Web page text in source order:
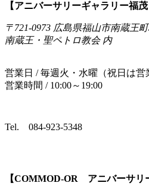
【アニバーサリーギャラリー福
〒721-0973 広島県福山市南蔵王
南蔵王・聖ペトロ教会 内
営業日 / 毎週火・水曜（祝日は営
営業時間 / 10:00～19:00
Tel. 084-923-5348
【COMMOD‐OR アニバーサリ